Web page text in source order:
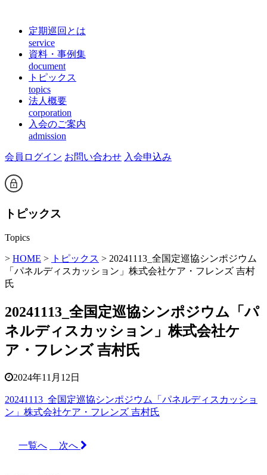
定期巡回とは
service
資料・事例集
document
トピックス
topics
法人概要
corporation
入会のご案内
admission
会員ログイン お問い合わせ 入会申込み
トピックス
Topics
> HOME > トピックス > 20241113_全国定巡協シンポジウム
「パネルディスカッション」株式会社ケア・フレンズ 吉村
氏
20241113_全国定巡協シンポジウム「パ
ネルディスカッション」株式会社ケ
ア・フレンズ 吉村氏
2024年11月12日
20241113_全国定巡協シンポジウム「パネルディスカッショ
ン」株式会社ケア・フレンズ 吉村氏
一覧へ 次へ